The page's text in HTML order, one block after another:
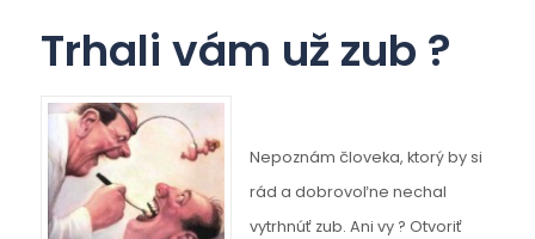
Trhali vám už zub ?
Nepoznám človeka, ktorý by si
rád a dobrovoľne nechal
vytrhnúť zub. Ani vy ? Otvoriť